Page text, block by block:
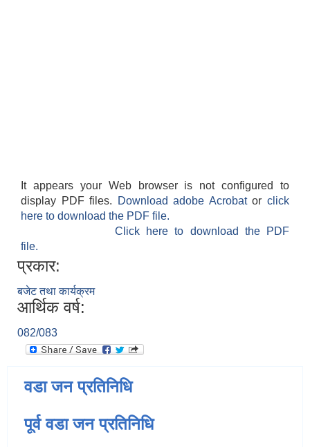
It appears your Web browser is not configured to
display PDF files.
Download adobe Acrobatorclick
here to download the PDF file.
Click here to download the PDF
file.
प्रकार:
बजेट तथा कार्यक्रम
आर्थिक वर्ष:
082/083
वडा जन प्रतिनिधि
पूर्व वडा जन प्रतिनिधि